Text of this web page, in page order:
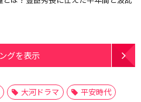
グを表示
大河ドラマ
平安時代